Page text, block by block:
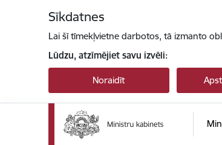
Sīkdatnes
Lai šī tīmekļvietne darbotos, tā izmanto
Lūdzu, atzīmējiet savu izvēli:
Noraidīt